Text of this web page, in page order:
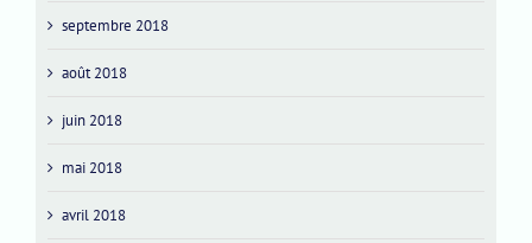
septembre 2018
août 2018
juin 2018
mai 2018
avril 2018